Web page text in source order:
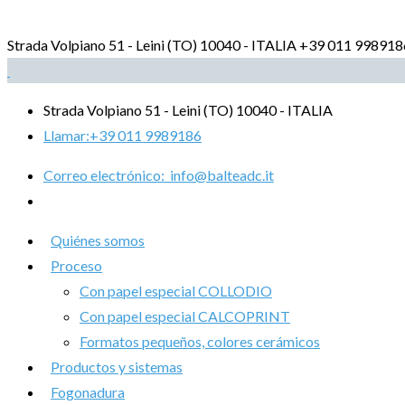
Strada Volpiano 51 - Leini (TO) 10040 - ITALIA +39 011
Strada Volpiano 51 - Leini (TO) 10040 - ITALIA
Llamar:+39 011 9989186
Correo electrónico: info@balteadc.it
Quiénes somos
Proceso
Con papel especial COLLODIO
Con papel especial CALCOPRINT
Formatos pequeños, colores cerámicos
Productos y sistemas
Fogonadura